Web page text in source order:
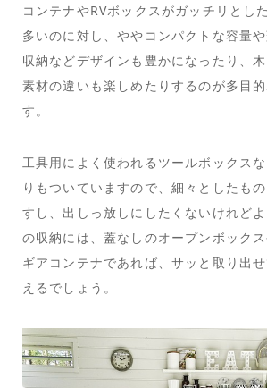
コンテナやRVボックスがガッチリとし
多いのに対し、ややコンパクトな容量
収納などデザインも豊かになったり、
素材の違いも楽しめたりするのが多目
す。
工具用によく使われるツールボックス
りもついていますので、細々としたも
すし、出しっ放しにしたくないけれど
の収納には、蓋なしのオープンボック
ギアコンテナであれば、サッと取り出
えるでしょう。